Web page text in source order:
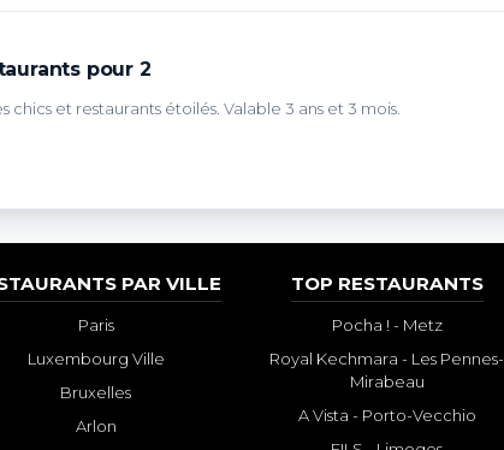
pour 2
et restaurants étoilés. Valable 3 ans et 3 mois.
PAR VILLE
Paris
Luxembourg Ville
Bruxelles
Arlon
TOP RESTAURANTS
Pocha ! - Metz
Royal Kechmara - Les Pennes-
Mirabeau
A Vista - Porto-Vecchio